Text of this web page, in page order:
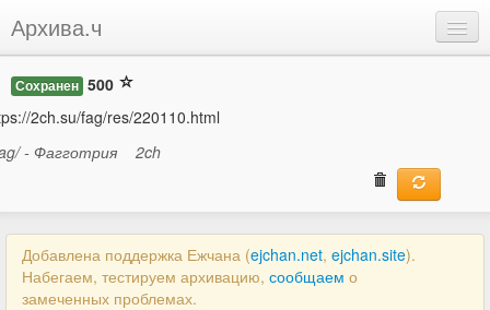
Архива.ч
Войти
Сохранен 500
2ch.su/fag/res/220110.html
- Фагготрия
2ch
Добавлена поддержка Ежчана (ejchan.net, ejchan.site).
Набегаем, тестируем архивацию, сообщаем о
замеченных проблемах.